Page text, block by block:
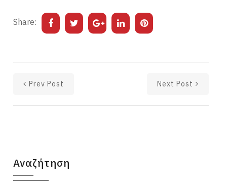
Share:
Prev Post Next Post
Αναζήτηση